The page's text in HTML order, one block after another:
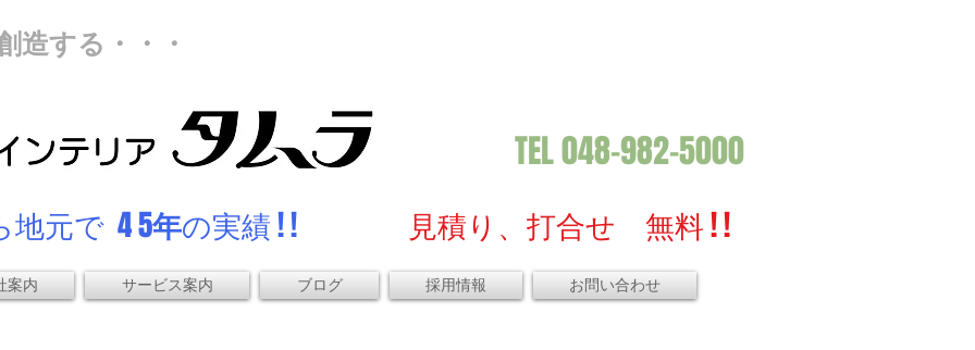
造する・・・
TEL 048-982-5000
元で 4 5年の実績 ! ! 見積り、打合せ 無料 ! !
案内 サービス案内 ブログ 採用情報 お問い合わせ